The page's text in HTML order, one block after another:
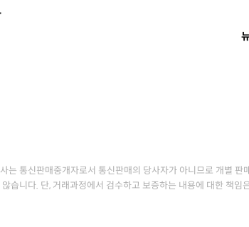
는 통신판매중개자로서 통신판매의 당사자가 아니므로 개별 판
습니다. 단, 거래과정에서 검수하고 보증하는 내용에 대한 책임